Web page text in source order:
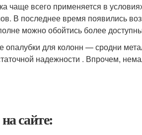
чаще всего применяется в
В последнее время появились
можно обойтись более
для колонн — сродни
надежности . Впрочем,
сайте: